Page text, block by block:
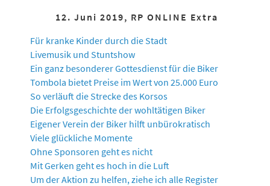
12. Juni 2019, RP ONLINE Extra
Für kranke Kinder durch die Stadt
Livemusik und Stuntshow
Ein ganz besonderer Gottesdienst für die Biker
Tombola bietet Preise im Wert von 25.000 Euro
So verläuft die Strecke des Korsos
Die Erfolgsgeschichte der wohltätigen Biker
Eigener Verein der Biker hilft unbürokratisch
Viele glückliche Momente
Ohne Sponsoren geht es nicht
Mit Gerken geht es hoch in die Luft
Um der Aktion zu helfen, ziehe ich alle Register